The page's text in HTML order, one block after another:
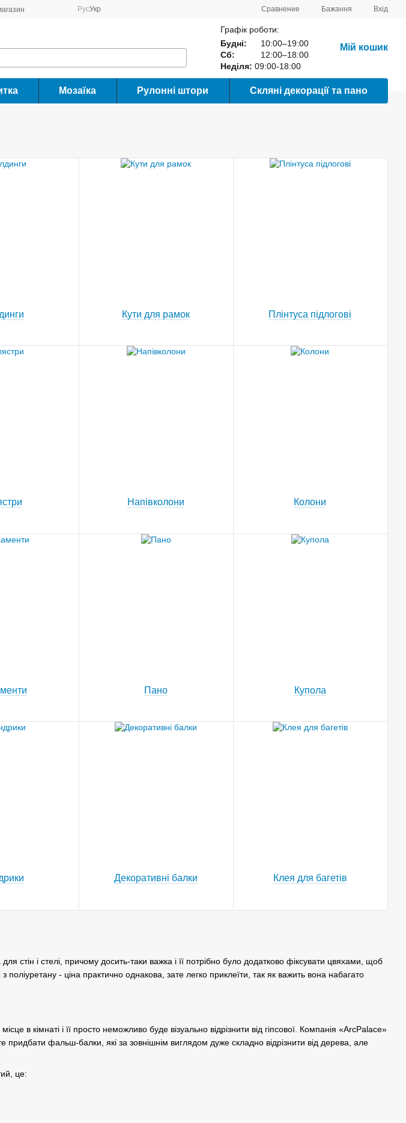
РусУкр Сравнение Бажання Вхід
Графік роботи:
Будні:
10:00–19:00
Сб:
12:00–18:00
Неділя: 09:00-18:00
Мій кошик
Мозаїка Рулонні штори Скляні декорації та пано
для стін і стелі, причому досить-таки важка і її потрібно було додатково фіксувати цвяхами, щоб
- ціна практично однакова, зате легко приклеїти, так як важить вона набагато
в кімнаті і її просто неможливо буде візуально відрізнити від гіпсової. Компанія «ArcPalace»
придбати фальш-балки, які за зовнішнім виглядом дуже складно відрізнити від дерева, але
це:
Кути для рамок Плінтуса підлогові
Напівколони Колони
Пано Купола
Декоративні балки Клея для багетів